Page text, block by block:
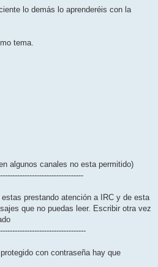
lo demás lo aprenderéis con la
tema.
algunos canales no esta permitido)
prestando atención a IRC y de esta
que no puedas leer. Escribir otra vez
con contraseña hay que